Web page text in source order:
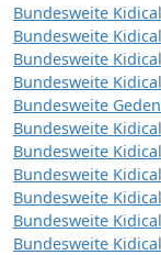
Bundesweite
Bundesweite
Bundesweite
Bundesweite
Bundesweite
Bundesweite
Bundesweite
Bundesweite
Bundesweite
Bundesweite
Bundesweite